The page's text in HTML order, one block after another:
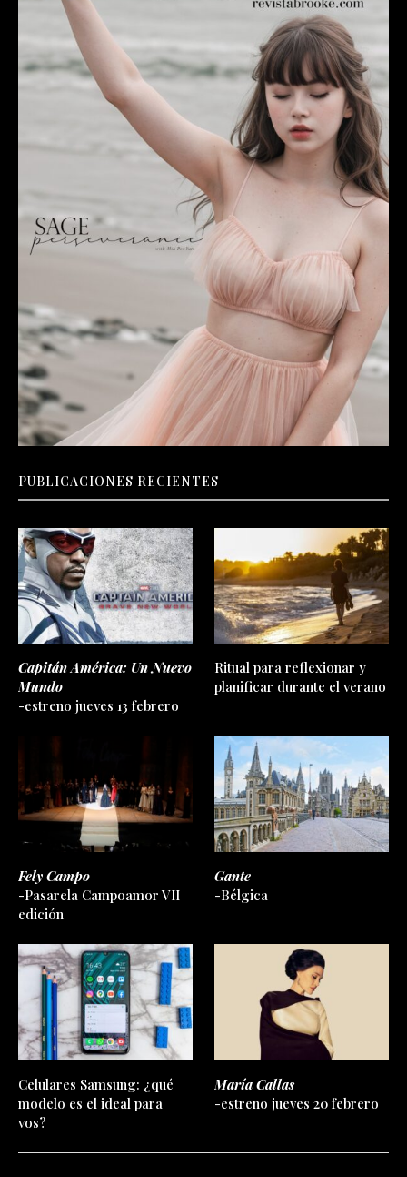
PUBLICACIONES RECIENTES
Capitán América: Un Nuevo
Mundo
-estreno jueves 13 febrero
Ritual para reflexionar y
planificar durante el verano
Fely Campo
-Pasarela Campoamor VII
edición
Gante
-Bélgica
Celulares Samsung: ¿qué
modelo es el ideal para
vos?
María Callas
-estreno jueves 20 febrero